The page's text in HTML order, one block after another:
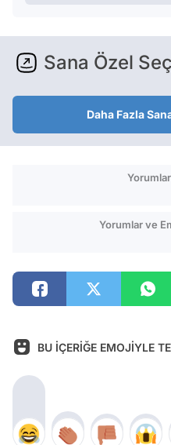
Sana Özel
Daha Fazla
Yorumlar ve
BU İÇERİĞE EMOJİYLE